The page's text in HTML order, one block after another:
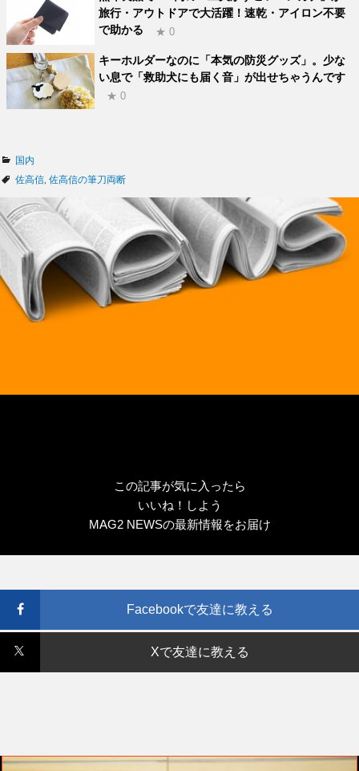
旅行・アウトドアで大活躍！速乾・アイロン不要
で助かる
★ 0
キーホルダーなのに「本気の防災グッズ」。少な
い息で「救助犬にも届く音」が出せちゃうんです
★ 0
カ
テ
リ
ー
国内
タ
佐高信 佐高信の筆刀両断
この記事が気に入ったら
いいね！しよう
MAG2 NEWSの最新情報をお届け
Facebookで友達に教える
Xで友達に教える